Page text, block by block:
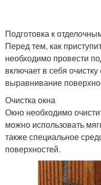
Подготовка к
Перед тем, как
необходимо провести
включает в себя
выравнивание
Очистка окна
Окно необходимо
можно использовать
также специальное
поверхностей.